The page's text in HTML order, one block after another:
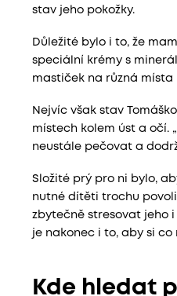
stav jeho pokožky.
Důležité bylo i to, že
speciální krémy s
mastiček na různá místa
Nejvíc však stav
místech kolem úst a očí.
neustále pečovat a
Složité prý pro ni bylo,
nutné dítěti trochu
zbytečně stresovat jeho i
je nakonec i to, aby si co
Kde hledat